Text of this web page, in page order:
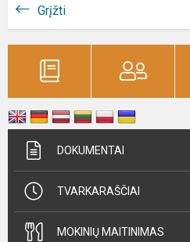
Grįžti
DOKUMENTAI
TVARKARAŠČIAI
MOKINIŲ MAITINIMAS